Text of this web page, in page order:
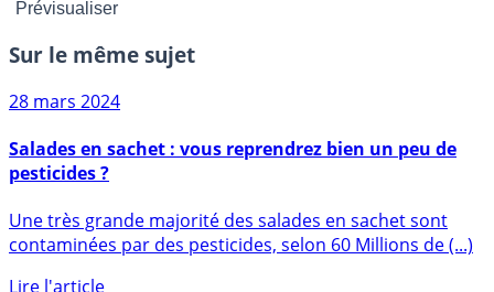
Salades en sachet : vous reprendrez bien un peu de
Une très grande majorité des salades en sachet sont
contaminées par des pesticides, selon 60 Millions de (...)